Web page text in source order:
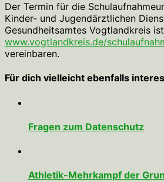
Der Termin für die
Kinder- und Jugendärztlichen
Gesundheitsamtes Vogtlandkreis
www.vogtlandkreis.de/
vereinbaren.
Für dich vielleicht ebenfalls
Fragen zum Datenschutz
Athletik-Mehrkampf der